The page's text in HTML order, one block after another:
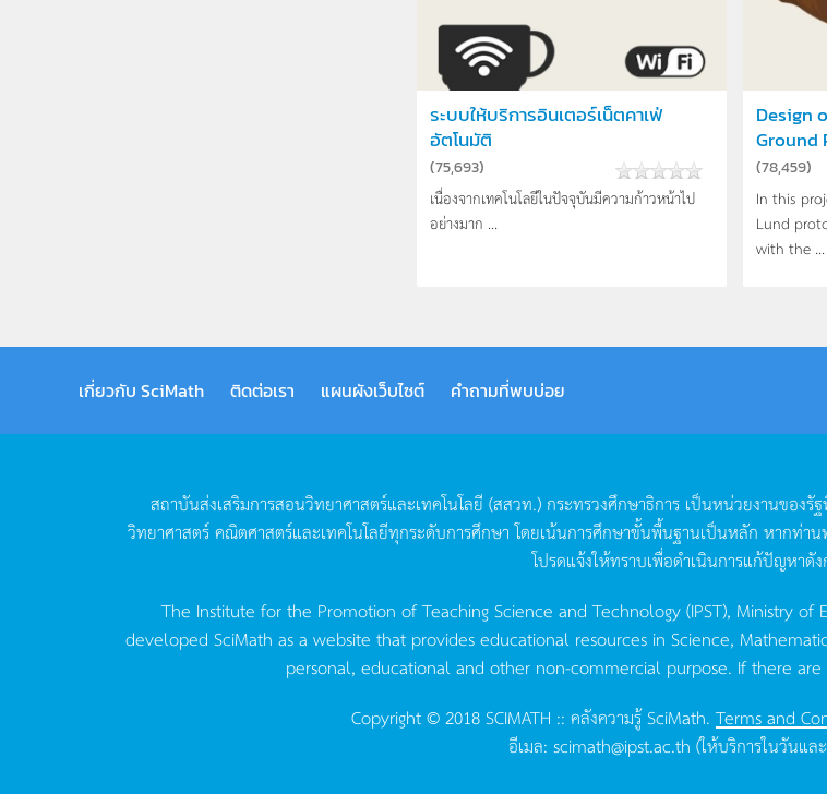
ระบบให้บริการอินเตอร์เน็ตคาเฟ่
อัตโนมัติ
(75,693)
เนื่องจากเทคโนโลยีในปัจจุบันมีความก้าวหน้าไป
อย่างมาก ...
Design
Ground
(78,459)
In this
Lund
with the ...
เกี่ยวกับ SciMath ติดต่อเรา แผนผังเว็บไซต์ คำถามที่พบบ่อย
สถาบันส่งเสริมการสอนวิทยาศาสตร์และเทคโนโลยี (สสวท.) กระทรวงศึกษาธิการ เป็นหน่วยงานของรัฐ
วิทยาศาสตร์คณิตศาสตร์และเทคโนโลยีทุกระดับการศึกษา โดยเน้นการศึกษาขั้นพื้นฐานเป็นหลัก หากท่าน
โปรดแจ้งให้ทราบเพื่อดำเนินการแก้ปัญหาดัง
The Institute for the Promotion of Teaching Science and Technology (IPST), Ministry
developed SciMath as a website that provides educational resources in Science,
personal, educational and other non-commercial purpose. If there
Copyright © 2018 SCIMATH :: คลังความรู้ SciMath.Terms and
อีเมล: scimath@ipst.ac.th (ให้บริการในวันแล